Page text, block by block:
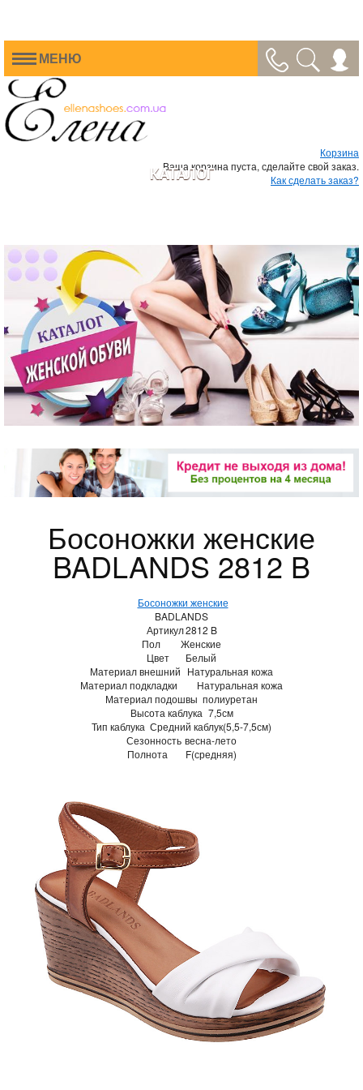
МЕНЮ
Корзина
Ваша корзина пуста, сделайте свой заказ.
Как сделать заказ?
КАТАЛОГ
Босоножки женские
BADLANDS 2812 B
Босоножки женские
BADLANDS
Артикул2812 B
Пол
Женские
Цвет
Белый
Материал внешний Натуральная кожа
Материал подкладки
Натуральная кожа
Материал подошвы полиуретан
Высота каблука 7,5см
Тип каблука Средний каблук(5,5-7,5см)
Сезонность весна-лето
Полнота
F(средняя)